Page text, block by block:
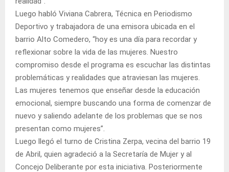
Luego habló Viviana Cabrera, Técnica en Periodismo
Deportivo y trabajadora de una emisora ubicada en el
barrio Alto Comedero, “hoy es una día para recordar y
reflexionar sobre la vida de las mujeres. Nuestro
compromiso desde el programa es escuchar las distintas
problemáticas y realidades que atraviesan las mujeres.
Las mujeres tenemos que enseñar desde la educación
emocional, siempre buscando una forma de comenzar de
nuevo y saliendo adelante de los problemas que se nos
presentan como mujeres”.
Luego llegó el turno de Cristina Zerpa, vecina del barrio 19
de Abril, quien agradeció a la Secretaría de Mujer y al
Concejo Deliberante por esta iniciativa. Posteriormente